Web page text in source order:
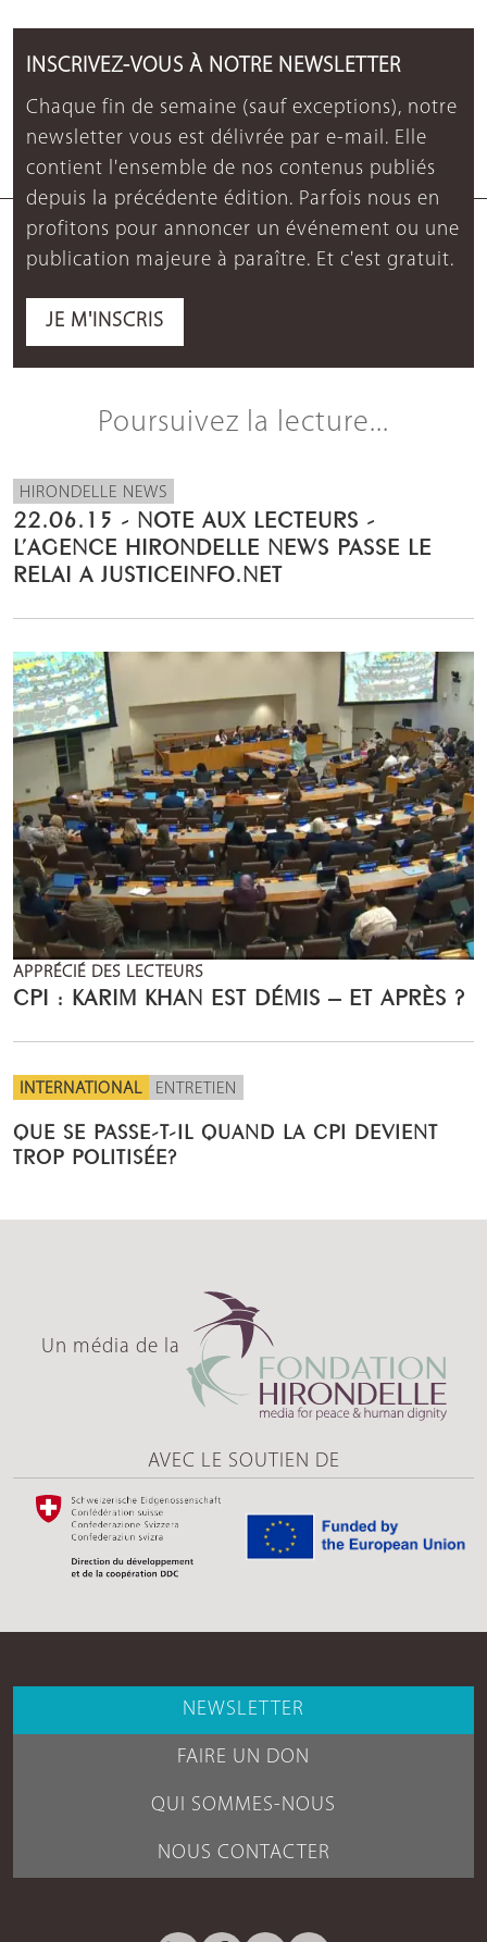
INSCRIVEZ-VOUS À NOTRE NEWSLETTER
Chaque fin de semaine (sauf exceptions), notre
newsletter vous est délivrée par e-mail. Elle
contient l'ensemble de nos contenus publiés
depuis la précédente édition. Parfois nous en
profitons pour annoncer un événement ou une
publication majeure à paraître. Et c'est gratuit.
JE M'INSCRIS
Poursuivez la lecture...
HIRONDELLE NEWS
22.06.15 - NOTE AUX LECTEURS -
L’AGENCE HIRONDELLE NEWS PASSE LE
RELAI A JUSTICEINFO.NET
APPRÉCIÉ DES LECTEURS
CPI : KARIM KHAN EST DÉMIS – ET APRÈS ?
INTERNATIONAL ENTRETIEN
QUE SE PASSE-T-IL QUAND LA CPI DEVIENT
TROP POLITISÉE?
Un média de la
AVEC LE SOUTIEN DE
NEWSLETTER
FAIRE UN DON
QUI SOMMES-NOUS
NOUS CONTACTER